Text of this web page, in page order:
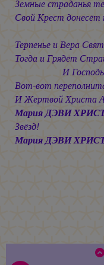
Земные страданья
Свой Крест
не
Терпенье и Вера
Тогда и Грядёт
И Господь
Вот-вот
И Жертвой Христа
Мария ДЭВИ
Звёзд!
Мария ДЭВИ